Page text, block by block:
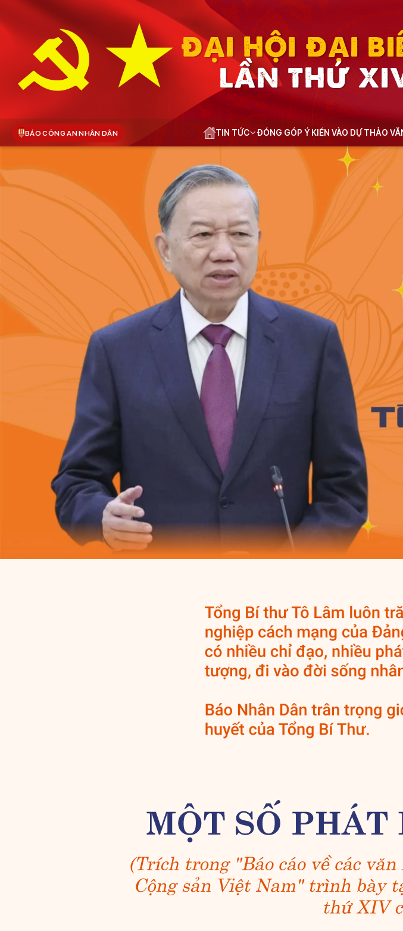
ĐẠI HỘI ĐẠI
LẦN THỨ
BÁO CÔNG AN NHÂN DÂN TIN TỨC ĐÓNG GÓP Ý KIẾN VÀO DỰ THẢO